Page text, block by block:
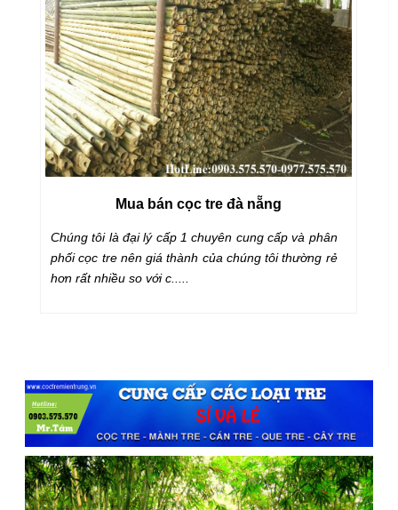
Mua bán cọc tre đà nẵng
Chúng tôi là đại lý cấp 1 chuyên cung cấp và phân
phối cọc tre nên giá thành của chúng tôi thường rẻ
hơn rất nhiều so với c.....